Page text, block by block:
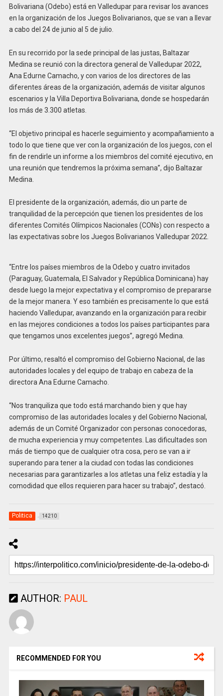
Bolivariana (Odebo) está en Valledupar para revisar los avances
en la organización de los Juegos Bolivarianos, que se van a llevar
a cabo del 24 de junio al 5 de julio.
En su recorrido por la sede principal de las justas, Baltazar
Medina se reunió con la directora general de Valledupar 2022,
Ana Edurne Camacho, y con varios de los directores de las
diferentes áreas de la organización, además de visitar algunos
escenarios y la Villa Deportiva Bolivariana, donde se hospedarán
los más de 3.300 atletas.
“El objetivo principal es hacerle seguimiento y acompañamiento a
todo lo que tiene que ver con la organización de los juegos, con el
fin de rendirle un informe a los miembros del comité ejecutivo, en
una reunión que tendremos la próxima semana”, dijo Baltazar
Medina.
El presidente de la organización, además, dio un parte de
tranquilidad de la percepción que tienen los presidentes de los
diferentes Comités Olímpicos Nacionales (CONs) con respecto a
las expectativas sobre los Juegos Bolivarianos Valledupar 2022.
“Entre los países miembros de la Odebo y cuatro invitados
(Paraguay, Guatemala, El Salvador y República Dominicana) hay
desde luego la mejor expectativa y el compromiso de prepararse
de la mejor manera. Y eso también es precisamente lo que está
haciendo Valledupar, avanzando en la organización para recibir
en las mejores condiciones a todos los países participantes para
que tengamos unos excelentes juegos”, agregó Medina.
Por último, resaltó el compromiso del Gobierno Nacional, de las
autoridades locales y del equipo de trabajo en cabeza de la
directora Ana Edurne Camacho.
“Nos tranquiliza que todo está marchando bien y que hay
compromiso de las autoridades locales y del Gobierno Nacional,
además de un Comité Organizador con personas conocedoras,
de mucha experiencia y muy competentes. Las dificultades son
más de tiempo que de cualquier otra cosa, pero se van a ir
superando para tener a la ciudad con todas las condiciones
necesarias para garantizarles a los atletas una feliz estadía y la
comodidad que ellos requieren para hacer su trabajo”, destacó.
Politica 14210
AUTHOR: PAUL
RECOMMENDED FOR YOU